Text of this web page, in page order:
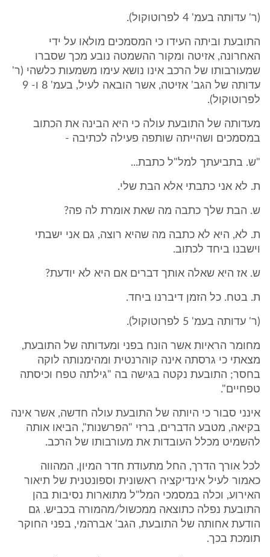
(ר' עדותה בעמ' 4 לפרוטוקול).
התובעת וביתה העידו כי המסמכים מולאו על ידי
האחרונה, אזיטה ומקור ההשמטה נובע מכך שסברו
שמעורבותו של הרכב אינו נושא עימו משמעות כלשהי (ר'
עדותה של הגב' אזיטה, אשר הובאה לעיל, בעמ' 8 ו- 9
לפרוטוקול).
מעדותה של התובעת עולה כי היא הבינה את הכתוב
במסמכים ושהייתה שותפה פעילה לכתיבה -
"ש. בתביעתך למל"ל כתבת...
ת. לא אני כתבתי אלא הבת שלי.
ש. הבת שלך כתבה מה שאת אומרת לה פה?
ת. לא, היא לא כתבה מה שהיא רוצה, גם אני ישבתי
וישבנו ביחד לכתוב.
ש. אז היא שאלה אותך דברים אם היא לא יודעת?
ת. בטח. כל הזמן דיברנו ביחד.
(ר' עדותה בעמ' 5 לפרוטוקול).
מחומר הראיות אשר הונח בפני ומעדותה של התובעת,
מצאתי כי גרסתה אינה קוהרנטית ומהימנותה לוקה
בחסר; התובעת נקטה בגישה בה "גילתה טפח וכיסתה
טפחיים".
אינני סבור כי היותה של התובעת עולה חדשה, אשר אינה
בקיאה, מטבע הדברים, ברזי "הפרשנות", הביאו אותה
להשמיט מכלל העובדות את מעורבותו של הרכב.
לכל אורך הדרך, החל מתעודת חדר המיון, המהווה
כאמור לעיל אינדיקציה ראשונית וספונטנית של תיאור
האירוע, וכלה במסמכי המל"ל מתוארות נסיבות בהן
התובעת נפלה כתוצאה ממכשול/מהמורה בכביש. גם
הודעת אחותה של התובעת, הגב' אברהמי, בפני החוקר
תומכת בכך.